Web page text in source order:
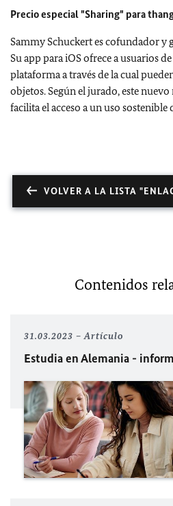
Precio especial "Sharing" para
Sammy Schuckert es cofundador y
Su app para iOS ofrece a usuarios
plataforma a través de la cual
objetos. Según el jurado, este
facilita el acceso a un uso sostenible
VOLVER A LA LISTA
Contenidos
31.03.2023 Artículo
Estudia en Alemania -